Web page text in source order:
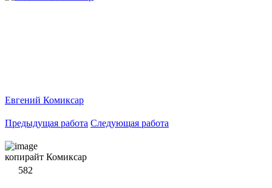
Евгений Комиксар
Предыдущая работа Следующая работа
копирайт Комиксар
582